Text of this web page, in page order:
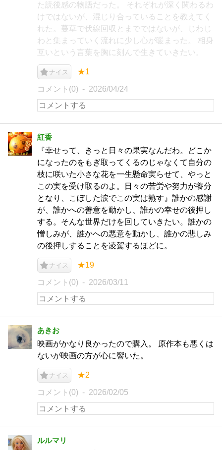
た読後感の物語だった。 それぞれが深く関わるわ
けではないが、混じり合っていることを教えてく
れた。蔓草で伏線回収とまでではないが、じわじ
わと集まっていく流れに少し心が暖まった。 相身
互いという言葉を胸に刻んで生きていきたい。
ナイス ★1
コメント(0) 2026/04/24
紅香
『幸せって、きっと日々の果実なんだわ。どこか
になったのをもぎ取ってくるのじゃなくて自分の
枝に咲いた小さな花を一生懸命実らせて、やっと
この実を受け取るのよ。日々の苦労や努力が養分
となり、こぼした涙でこの実は熟す』誰かの感謝
が、誰かへの善意を動かし、誰かの幸せの後押し
する。そんな世界だけを回していきたい。誰かの
憎しみが、誰かへの悪意を動かし、誰かの悲しみ
の後押しすることを凌駕するほどに。
ナイス ★19
コメント(0) 2026/03/11
あきお
映画がかなり良かったので購入。 原作本も悪くは
ないが映画の方が心に響いた。
ナイス ★2
コメント(0) 2026/02/05
ルルマリ